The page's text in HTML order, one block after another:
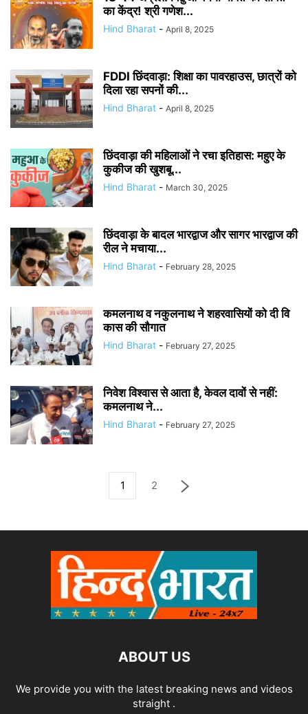
का केंद्र! श्री गणेश...
Hind Bharat - April 8, 2025
FDDI छिंदवाड़ा: शिक्षा का पावरहाउस, छात्रों को
दिला रहा सपनों की...
Hind Bharat - April 8, 2025
छिंदवाड़ा की महिलाओं ने रचा इतिहास: महुए के
कुकीज की खुशबू...
Hind Bharat - March 30, 2025
छिंदवाड़ा के बादल भारद्वाज और सागर भारद्वाज की
रील ने मचाया...
Hind Bharat - February 28, 2025
कमलनाथ व नकुलनाथ ने शहरवासियों को दी वि
कास की सौगात
Hind Bharat - February 27, 2025
निवेश विश्वास से आता है, केवल दावों से नहीं:
कमलनाथ ने...
Hind Bharat - February 27, 2025
1 2
ABOUT US
We provide you with the latest breaking news and videos
straight .